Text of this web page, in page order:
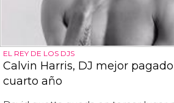
EL REY DE LOS DJS
Calvin Harris, DJ mejor
cuarto año